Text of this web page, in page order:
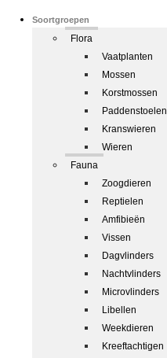
Soortgroepen
Flora
Vaatplanten
Mossen
Korstmossen
Paddenstoelen
Kranswieren
Wieren
Fauna
Zoogdieren
Reptielen
Amfibieën
Vissen
Dagvlinders
Nachtvlinders
Microvlinders
Libellen
Weekdieren
Kreeftachtigen